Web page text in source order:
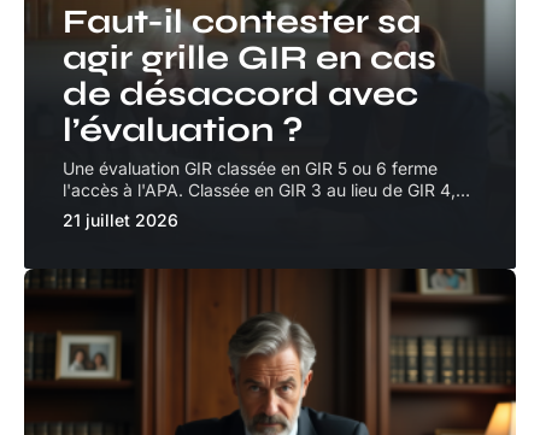
Faut-il contester sa
agir grille GIR en cas
de désaccord avec
l’évaluation ?
Une évaluation GIR classée en GIR 5 ou 6 ferme
l'accès à l'APA. Classée en GIR 3 au lieu de GIR 4,…
21 juillet 2026